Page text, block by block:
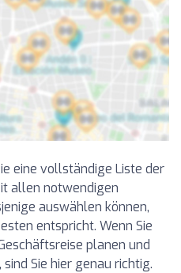
eine vollständige Liste der
allen notwendigen
auswählen können,
entspricht. Wenn Sie
planen und
Sie hier genau richtig.